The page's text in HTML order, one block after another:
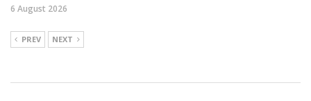
6 August 2026
PREV NEXT